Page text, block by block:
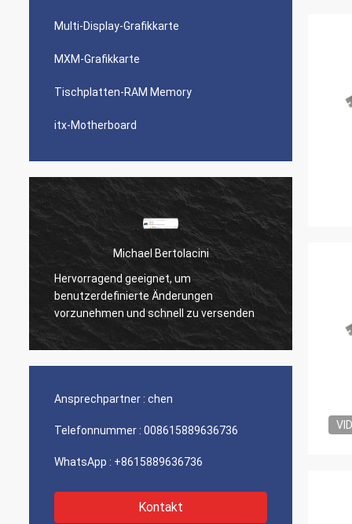
Multi-Display-Grafikkarte
MXM-Grafikkarte
Tischplatten-RAM Memory
itx-Motherboard
Michael Bertolacini
Hervorragend geeignet, um
benutzerdefinierte Änderungen
vorzunehmen und schnell zu versenden
Ansprechpartner : chen
Telefonnummer : 008615889636736
WhatsApp : +8615889636736
Kontakt